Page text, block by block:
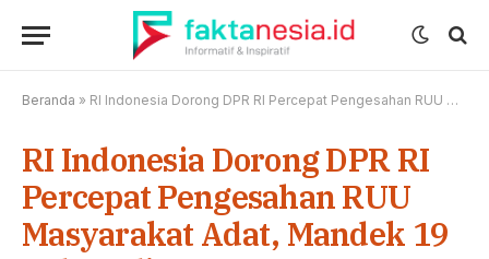
Beranda » RI Indonesia Dorong DPR RI Percepat Pengesahan RUU Masyarakat Adat, Mandek 19 Tahun di Senayan
RI Indonesia Dorong DPR RI
Percepat Pengesahan RUU
Masyarakat Adat, Mandek 19